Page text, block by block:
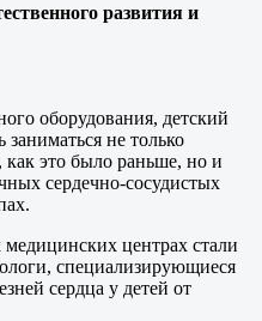
развития и
оборудования, детский
не только
это было раньше, но и
сердечно-сосудистых
центрах стали
специализирующиеся
сердца у детей от